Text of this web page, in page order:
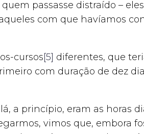
passasse distraído –
com que havíamos
cursos[5] diferentes, que
com duração de dez
a princípio, eram as horas
vimos que, embora